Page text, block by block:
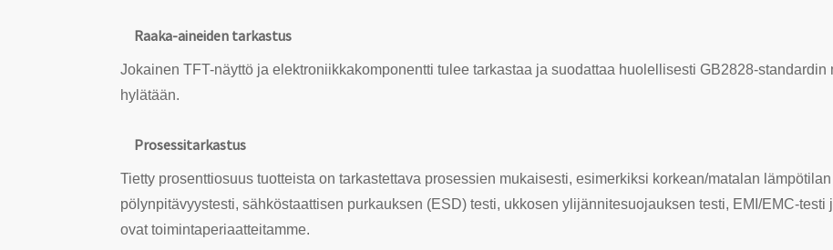
Raaka-aineiden tarkastus
Jokainen TFT-näyttö ja elektroniikkakomponentti tulee tarkastaa ja suodattaa huolellisesti GB2828-
hylätään.
Prosessitarkastus
Tietty prosenttiosuus tuotteista on tarkastettava prosessien mukaisesti, esimerkiksi korkean/matalan
pölynpitävyystesti, sähköstaattisen purkauksen (ESD) testi, ukkosen ylijännitesuojauksen testi, EMI/EMC-
ovat toimintaperiaatteitamme.